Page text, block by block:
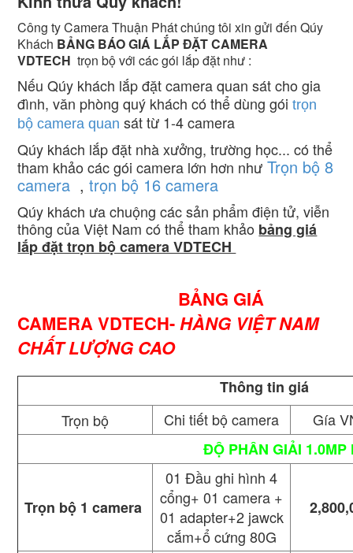
VDTECH
Công ty Camera Thuận Phát chúng tôi xin gửi đến Qúy
Khách BẢNG BÁO GIÁ LẮP ĐẶT CAMERA
VDTECH trọn bộ với các gói lắp đặt như :
Nếu Qúy khách lắp đặt camera quan sát cho gia
đình, văn phòng quý khách có thể dùng góitrọn
bộ camera quan sát từ 1-4 camera
Qúy khách lắp đặt nhà xưởng, trường học... có thể
tham khảo các gói camera lớn hơn như Trọn bộ 8
camera ,trọn bộ 16 camera
Qúy khách ưa chuộng các sản phẩm điện tử, viễn
thông của Việt Nam có thể tham khảo bảng giá
lắp đặt trọn bộ camera VDTECH
BẢNG GIÁ
CAMERA VDTECH-HÀNG VIỆT NAM
CHẤT LƯỢNG CAO
Thông tin giá
Trọn bộ
Chi tiết bộ camera
Gía
ĐỘ PHÂN GIẢI 1.0MP
Trọn bộ 1 camera
01 Đầu ghi hình 4
cổng+ 01 camera +
01 adapter+2 jawck
cắm+ổ cứng 80G